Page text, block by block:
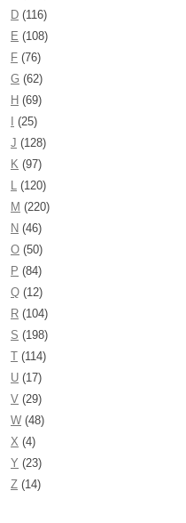
D (116)
E (108)
F (76)
G (62)
H (69)
(25)
J (128)
K (97)
L (120)
M (220)
N (46)
O (50)
P (84)
Q (12)
R (104)
S (198)
T (114)
U (17)
V (29)
W (48)
X (4)
Y (23)
Z (14)